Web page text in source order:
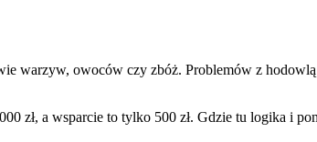
warzyw, owoców czy zbóż. Problemów z
zł, a wsparcie to tylko 500 zł. Gdzie tu logika i